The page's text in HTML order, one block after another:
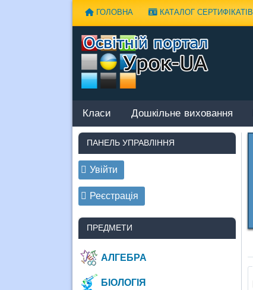
ГОЛОВНА КАТАЛОГ СЕРТИФІКАТІВ
Класи Дошкільне виховання
ПАНЕЛЬ УПРАВЛІННЯ
Увійти
Реєстрація
ПРЕДМЕТИ
АЛГЕБРА
БІОЛОГІЯ